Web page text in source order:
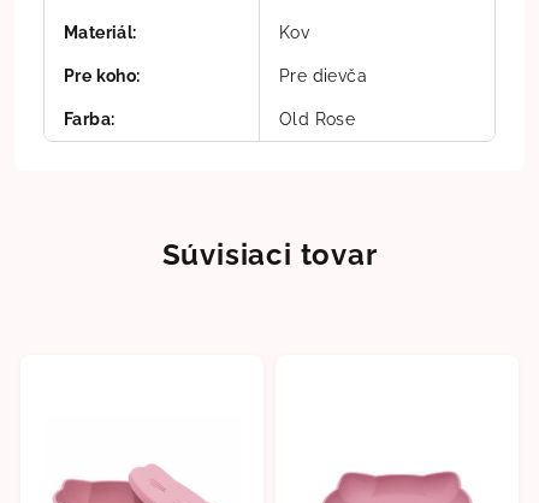
Materiál: Kov
Pre koho: Pre dievča
Farba: Old Rose
Súvisiaci tovar